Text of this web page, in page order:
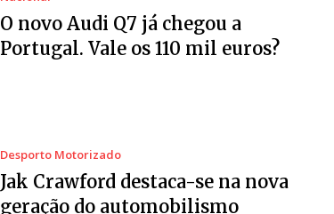
O novo Audi Q7 já chegou a
Portugal. Vale os 110 mil euros?
Desporto Motorizado
Jak Crawford destaca-se na nova
geração do automobilismo